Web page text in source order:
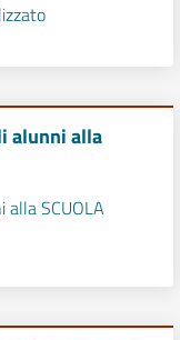
alunni alla
alla SCUOLA